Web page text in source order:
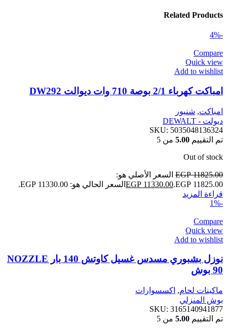
Related Products
-4%
Compare
Quick view
Add to wishlist
امباكت كهرباء 2/1 بوصة 710 وات ديوالت DW292
امباكت, شنيور
ديولت - DEWALT
SKU: 5035048136324
تم التقييم 5.00 من 5
Out of stock
EGP11825.00
السعر الأصلي هو:
EGP 11825.00.
EGP 11330.00
السعر الحالي هو: EGP 11330.00.
قراءة المزيد
-1%
Compare
Quick view
Add to wishlist
نوزل بشبوري مسدس غسيل كاوتش 140 بار NOZZLE
90 بوش
ماكينات لحام, اكسسوارات
بوش المنزلي
SKU: 3165140941877
تم التقييم 5.00 من 5